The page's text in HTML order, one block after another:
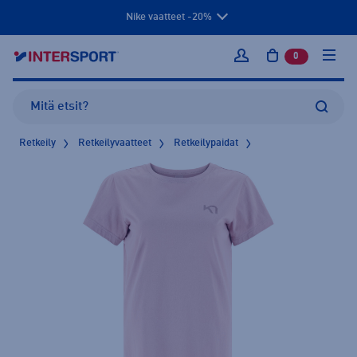
Nike vaatteet -20%
Kirjaudu sisään
0 tuotetta
Retkeily Retkeilyvaatteet Retkeilypaidat